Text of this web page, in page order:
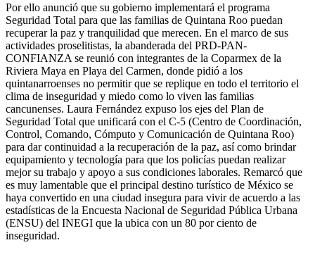
Por ello anunció que su gobierno implementará el programa
Seguridad Total para que las familias de Quintana Roo puedan
recuperar la paz y tranquilidad que merecen. En el marco de sus
actividades proselitistas, la abanderada del PRD-PAN-
CONFIANZA se reunió con integrantes de la Coparmex de la
Riviera Maya en Playa del Carmen, donde pidió a los
quintanarroenses no permitir que se replique en todo el territorio el
clima de inseguridad y miedo como lo viven las familias
cancunenses. Laura Fernández expuso los ejes del Plan de
Seguridad Total que unificará con el C-5 (Centro de Coordinación,
Control, Comando, Cómputo y Comunicación de Quintana Roo)
para dar continuidad a la recuperación de la paz, así como brindar
equipamiento y tecnología para que los policías puedan realizar
mejor su trabajo y apoyo a sus condiciones laborales. Remarcó que
es muy lamentable que el principal destino turístico de México se
haya convertido en una ciudad insegura para vivir de acuerdo a las
estadísticas de la Encuesta Nacional de Seguridad Pública Urbana
(ENSU) del INEGI que la ubica con un 80 por ciento de
inseguridad.